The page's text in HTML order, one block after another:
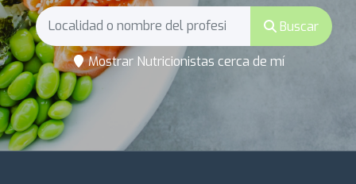
Buscar
Mostrar Nutricionistas cerca de mí